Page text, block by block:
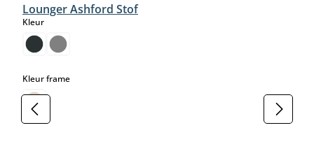
Lounger Ashford Stof
Kleurselect
Kleur frameselect